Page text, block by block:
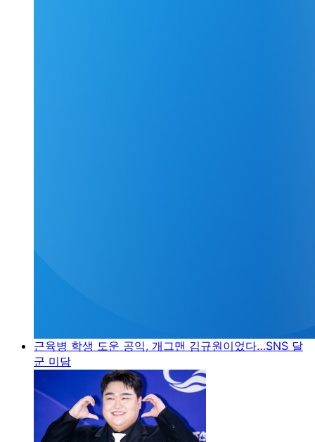
근육병 학생 도운 공익, 개그맨 김규원이었다…SNS 달
군 미담